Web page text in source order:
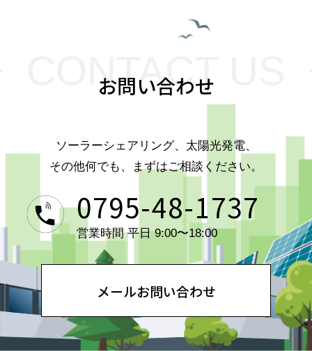
CONTACT US
お問い合わせ
ソーラーシェアリング、太陽光発電、
その他何でも、まずはご相談ください。
0795-48-1737
営業時間 平日 9:00〜18:00
メールお問い合わせ